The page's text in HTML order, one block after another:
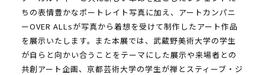
ちの表情豊かなポートレイト写真に加え、アートカンパニ
ーOVER ALLsが写真から着想を受けて制作したアート作品
を展示いたします。また本展では、武蔵野美術大学の学生
が自らと向かい合うことをテーマにした展示や来場者との
共創アート企画、京都芸術大学の学生が禅とスティーブ・ジ